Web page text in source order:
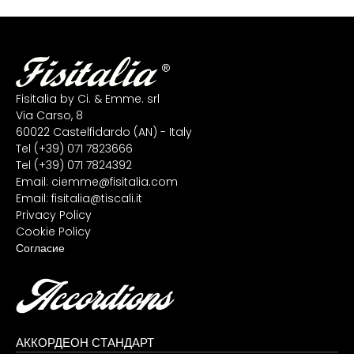
Fisitalia by Ci. & Emme. srl
Via Carso, 8
60022 Castelfidardo (AN) - Italy
Tel (+39) 071 7823666
Tel (+39) 071 7824392
Email: ciemme@fisitalia.com
Email: fisitalia@tiscali.it
Privacy Policy
Cookie Policy
Согласие
Accordions
АККОРДЕОН СТАНДАРТ